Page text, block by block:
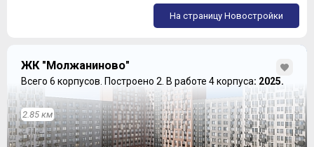
На страницу Новостройки
ЖК "Молжаниново"
Всего 6 корпусов. Построено 2. В работе 4 корпуса: 2025.
2.85 км